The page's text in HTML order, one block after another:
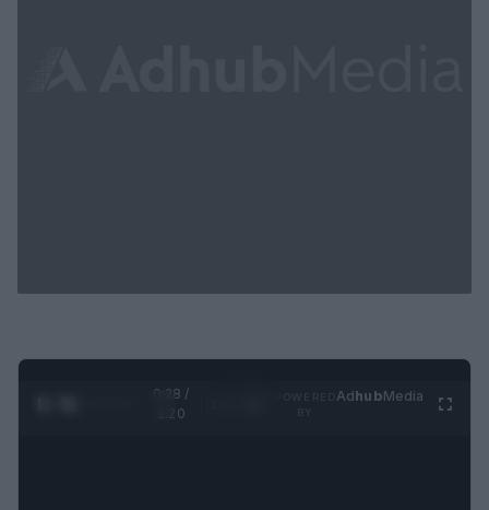
0:28 /
1:20
AdhubMedia